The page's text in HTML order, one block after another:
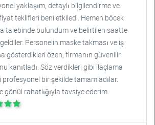
yaklaşım, detaylı bilgilendirme ve
teklifleri beni etkiledi. Hemen böcek
talebinde bulundum ve belirtilen saatte
geldiler. Personelin maske takması ve iş
gösterdikleri özen, firmanın güvenilir
kanıtladı. Söz verdikleri gibi ilaçlama
profesyonel bir şekilde tamamladılar.
gönül rahatlığıyla tavsiye ederim.